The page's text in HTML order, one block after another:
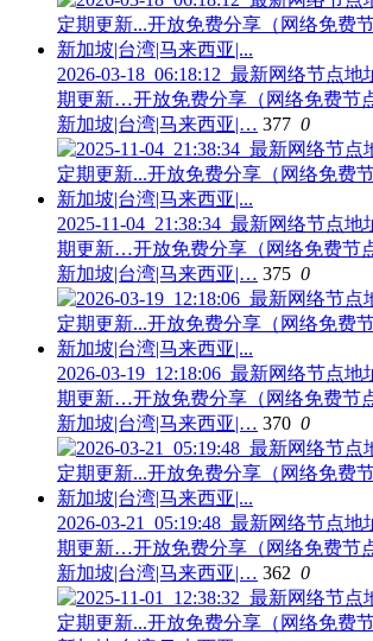
2026-03-18_06:18:12_最新网络节点
期更新…开放免费分享（网络免费节
新加坡|台湾|马来西亚|… 377 0
2025-11-04_21:38:34_最新网络节点
期更新…开放免费分享（网络免费节
新加坡|台湾|马来西亚|… 375 0
2026-03-19_12:18:06_最新网络节点
期更新…开放免费分享（网络免费节
新加坡|台湾|马来西亚|… 370 0
2026-03-21_05:19:48_最新网络节点
期更新…开放免费分享（网络免费节
新加坡|台湾|马来西亚|… 362 0